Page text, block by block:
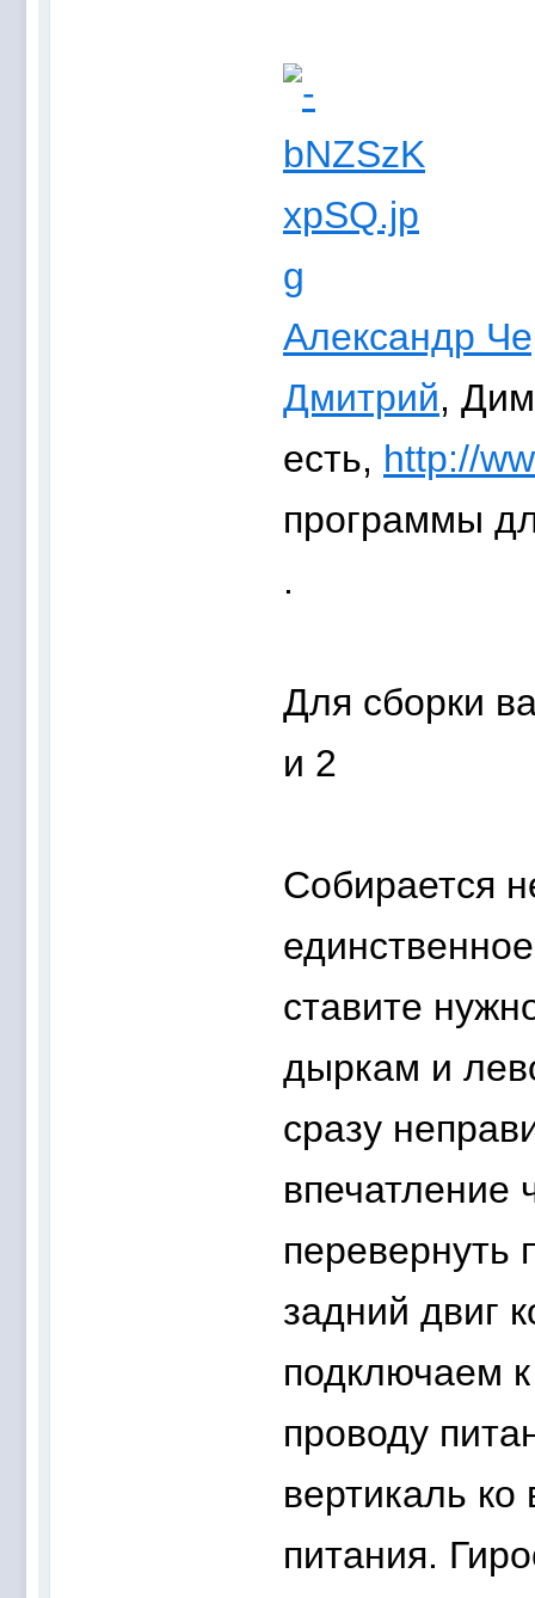
Александр
Дмитрий,
есть, http://
программы
.
Для сборки
и 2
Собирается
ставите
дыркам и
сразу
впечатление
перевернуть
задний двиг
подключаем
проводу
вертикаль
питания.